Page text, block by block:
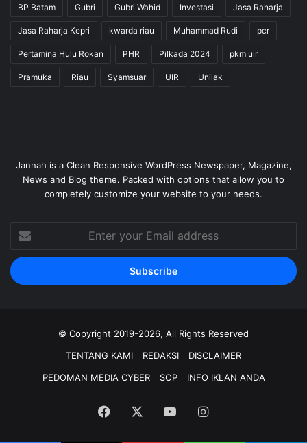
BP Batam Gubri Gubri Wahid Investasi Jasa Raharja
Jasa Raharja Kepri kwarda riau Muhammad Rudi pcr
Pertamina Hulu Rokan PHR Pilkada 2024 pkm uir
Pramuka Riau Syamsuar UIR Unilak
Jannah is a Clean Responsive WordPress Newspaper, Magazine,
News and Blog theme. Packed with options that allow you to
completely customize your website to your needs.
your
Email
address
© Copyright 2019-2026, All Rights Reserved
TENTANG KAMI
REDAKSI
DISCLAIMER
PEDOMAN MEDIA CYBER
SOP INFO IKLAN ANDA
Facebook YouTubeInstagram